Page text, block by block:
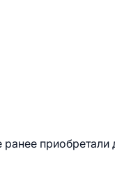
ранее приобретали